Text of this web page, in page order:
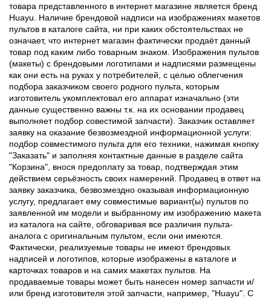
товара представленного в интернет магазине является бренд
Huayu. Наличие брендовой надписи на изображениях макетов
пультов в каталоге сайта, ни при каких обстоятельствах не
означает, что интернет магазин фактически продаёт данный
товар под каким либо товарным знаком. Изображения пультов
(макеты) с брендовыми логотипами и надписями размещены
как они есть на руках у потребителей, с целью облегчения
подбора заказчиком своего родного пульта, которым
изготовитель укомплектовал его аппарат изначально (эти
данные существенно важны т.к. на их основании продавец
выполняет подбор совестимой запчасти). Заказчик оставляет
заявку на оказание безвозмездной информационной услуги:
подбор совместимого пульта для его техники, нажимая кнопку
"Заказать" и заполняя контактные данные в разделе сайта
"Корзина", внося предоплату за товар, подтверждая этим
действием серьёзность своих намерений. Продавец в ответ на
заявку заказчика, безвозмездно оказывая информационную
услугу, предлагает ему совместимые вариант(ы) пультов по
заявленной им модели и выбранному им изображению макета
из каталога на сайте, обговаривая все различия пульта-
аналога с оригинальным пультом, если они имеются.
Фактически, реализуемые товары не имеют брендовых
надписей и логотипов, которые изображены в каталоге и
карточках товаров и на самих макетах пультов. На
продаваемые товары может быть нанесен номер запчасти и/
или бренд изготовителя этой запчасти, например, "Huayu". С